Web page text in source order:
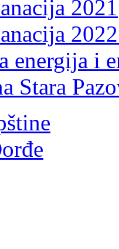
2021
energija i
Stara